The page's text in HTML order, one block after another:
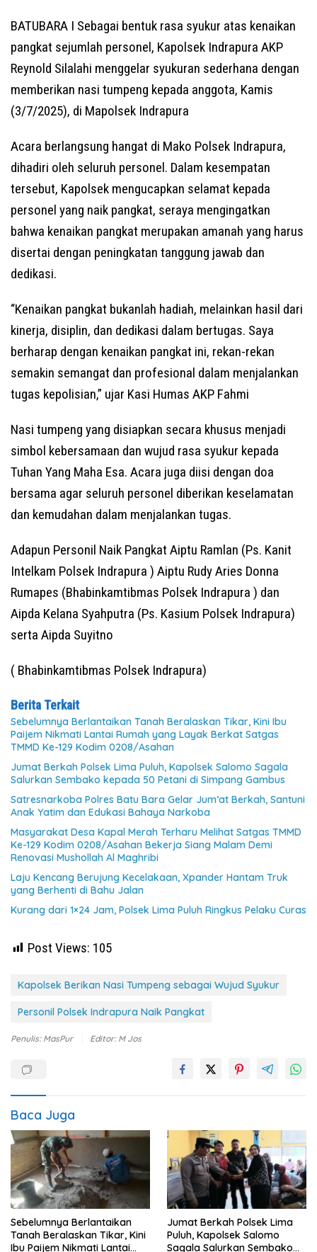
BATUBARA I Sebagai bentuk rasa syukur atas kenaikan
pangkat sejumlah personel, Kapolsek Indrapura AKP
Reynold Silalahi menggelar syukuran sederhana dengan
memberikan nasi tumpeng kepada anggota, Kamis
(3/7/2025), di Mapolsek Indrapura
Acara berlangsung hangat di Mako Polsek Indrapura,
dihadiri oleh seluruh personel. Dalam kesempatan
tersebut, Kapolsek mengucapkan selamat kepada
personel yang naik pangkat, seraya mengingatkan
bahwa kenaikan pangkat merupakan amanah yang harus
disertai dengan peningkatan tanggung jawab dan
dedikasi.
“Kenaikan pangkat bukanlah hadiah, melainkan hasil dari
kinerja, disiplin, dan dedikasi dalam bertugas. Saya
berharap dengan kenaikan pangkat ini, rekan-rekan
semakin semangat dan profesional dalam menjalankan
tugas kepolisian,” ujar Kasi Humas AKP Fahmi
Nasi tumpeng yang disiapkan secara khusus menjadi
simbol kebersamaan dan wujud rasa syukur kepada
Tuhan Yang Maha Esa. Acara juga diisi dengan doa
bersama agar seluruh personel diberikan keselamatan
dan kemudahan dalam menjalankan tugas.
Adapun Personil Naik Pangkat Aiptu Ramlan (Ps. Kanit
Intelkam Polsek Indrapura ) Aiptu Rudy Aries Donna
Rumapes (Bhabinkamtibmas Polsek Indrapura ) dan
Aipda Kelana Syahputra (Ps. Kasium Polsek Indrapura)
serta Aipda Suyitno
( Bhabinkamtibmas Polsek Indrapura)
Berita Terkait
Sebelumnya Berlantaikan Tanah Beralaskan Tikar, Kini Ibu
Paijem Nikmati Lantai Rumah yang Layak Berkat Satgas
TMMD Ke-129 Kodim 0208/Asahan
Jumat Berkah Polsek Lima Puluh, Kapolsek Salomo Sagala
Salurkan Sembako kepada 50 Petani di Simpang Gambus
Satresnarkoba Polres Batu Bara Gelar Jum’at Berkah, Santuni
Anak Yatim dan Edukasi Bahaya Narkoba
Masyarakat Desa Kapal Merah Terharu Melihat Satgas TMMD
Ke-129 Kodim 0208/Asahan Bekerja Siang Malam Demi
Renovasi Mushollah Al Maghribi
Laju Kencang Berujung Kecelakaan, Xpander Hantam Truk
yang Berhenti di Bahu Jalan
Kurang dari 1×24 Jam, Polsek Lima Puluh Ringkus Pelaku Curas
Post Views: 105
Kapolsek Berikan Nasi Tumpeng sebagai Wujud Syukur
Personil Polsek Indrapura Naik Pangkat
Penulis: MasPur Editor: M Jos
Baca Juga
Sebelumnya Berlantaikan
Tanah Beralaskan Tikar, Kini
Ibu Paijem Nikmati Lantai
Jumat Berkah Polsek Lima
Puluh, Kapolsek Salomo
Sagala Salurkan Sembako